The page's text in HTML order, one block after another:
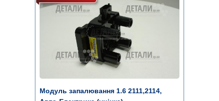
Модуль запалювання 1.6 2111,2114,